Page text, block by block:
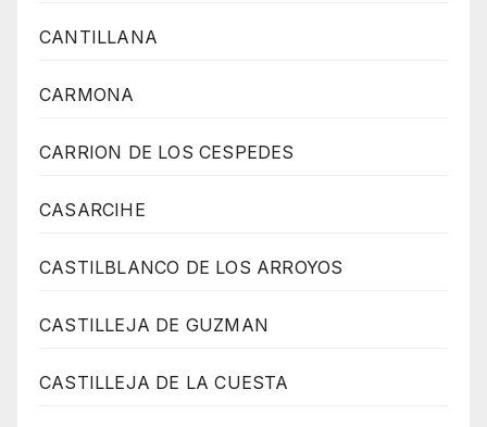
CANTILLANA
CARMONA
CARRION DE LOS CESPEDES
CASARCIHE
CASTILBLANCO DE LOS ARROYOS
CASTILLEJA DE GUZMAN
CASTILLEJA DE LA CUESTA